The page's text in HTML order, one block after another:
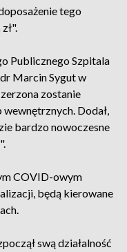
tego
Publicznego Szpitala
Marcin Sygut w
zostanie
Dodał,
bardzo nowoczesne
COVID-owym
będą kierowane
swą działalność